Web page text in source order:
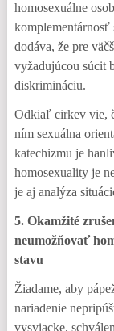
homosexuálne
dodáva, že pre
vyžadujúcou súcit
diskrimináciu.
Odkiaľ cirkev vie,
ním sexuálna
katechizmu je
homosexuality je
je aj analýza
5. Okamžité
neumožňovať
stavu
Žiadame, aby
nariadenie
vysviacke,